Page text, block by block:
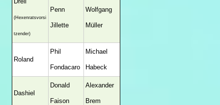
(Hexenratsvorsi
tzender)
Penn
Jillette
Wolfgang
Müller
Roland
Phil
Fondacaro
Michael
Habeck
Dashiel
Donald
Faison
Alexander
Brem